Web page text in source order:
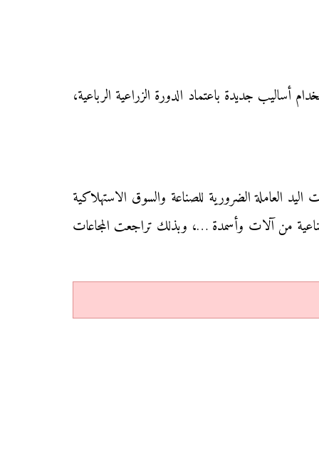
استخدام أساليب جديدة باعتماد الدورة الزراعية الرباعية،
العاملة الضرورية للصناعة والسوق الاستهلاكية
من آلات وأسمدة …، وبذلك تراجعت المجاعات